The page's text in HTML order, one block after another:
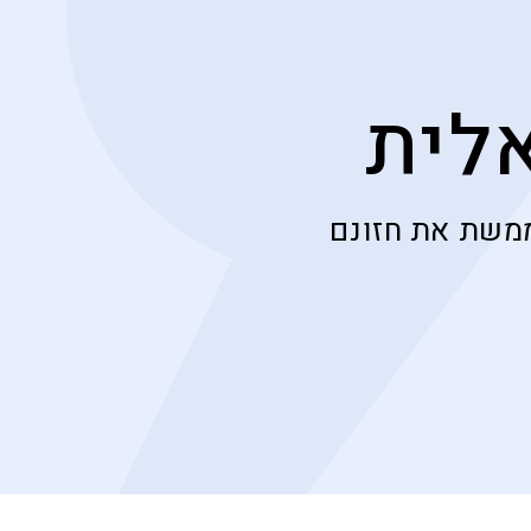
את חזונם